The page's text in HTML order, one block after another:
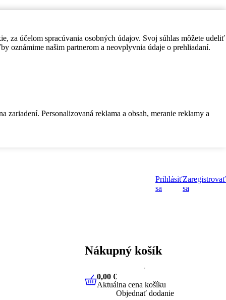
za účelom spracúvania osobných údajov. Svoj súhlas môžete udeliť
oznámime našim partnerom a neovplyvnia údaje o prehliadaní.
Personalizovaná reklama a obsah, meranie reklamy a
Prihlásiť
sa
Zaregistrovať
sa
Nákupný košík
0,00 €Aktuálna cena košíku
0,00 €
Aktuálna cena košíku
Objednať dodanie